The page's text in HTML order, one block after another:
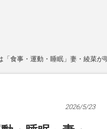
「食事・運動・睡眠」妻・綾菜
2026/5/23